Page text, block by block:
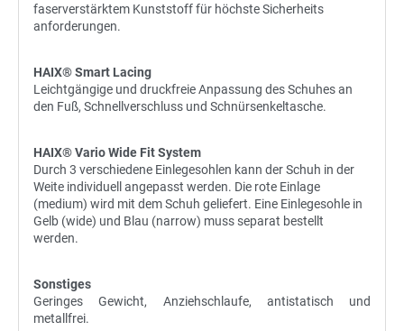
faserverstärktem Kunststoff für höchste Sicherheits
anforderungen.
HAIX® Smart Lacing
Leichtgängige und druckfreie Anpassung des Schuhes an
den Fuß, Schnellverschluss und Schnürsenkeltasche.
HAIX® Vario Wide Fit System
Durch 3 verschiedene Einlegesohlen kann der Schuh in der
Weite individuell angepasst werden. Die rote Einlage
(medium) wird mit dem Schuh geliefert. Eine Einlegesohle in
Gelb (wide) und Blau (narrow) muss separat bestellt
werden.
Sonstiges
Geringes Gewicht, Anziehschlaufe, antistatisch und
metallfrei.